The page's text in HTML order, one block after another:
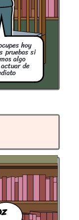
hoy
pruebas si
algo
de